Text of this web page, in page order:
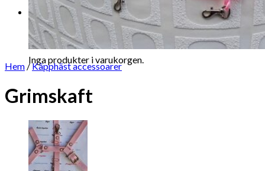
0
Varukorg
Inga produkter i varukorgen.
Hem /Käpphäst accessoarer
Grimskaft